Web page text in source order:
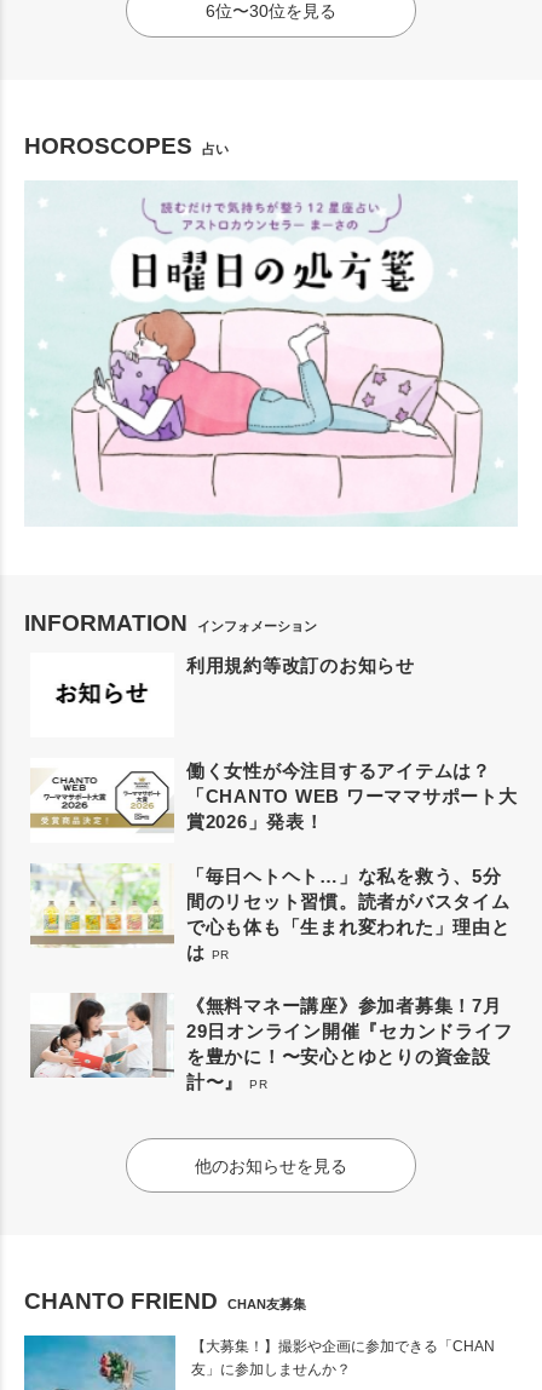
6位〜30位を見る
HOROSCOPES 占い
INFORMATION インフォメーション
利用規約等改訂のお知らせ
働く女性が今注目するアイテムは？
「CHANTO WEB ワーママサポート大
賞2026」発表！
「毎日ヘトヘト…」な私を救う、5分
間のリセット習慣。読者がバスタイム
で心も体も「生まれ変われた」理由と
は PR
《無料マネー講座》参加者募集！7月
29日オンライン開催『セカンドライフ
を豊かに！〜安心とゆとりの資金設
計〜』
PR
他のお知らせを見る
CHANTO FRIEND CHAN友募集
【大募集！】撮影や企画に参加できる「CHAN
友」に参加しませんか？